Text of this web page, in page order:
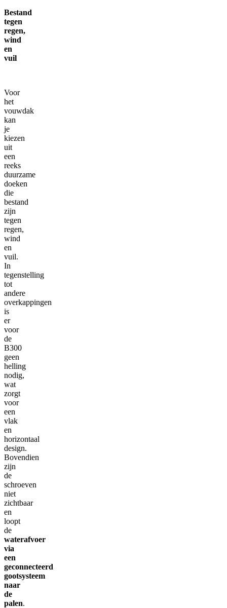
Bestand
tegen
regen,
wind
en
vuil
Voor
het
vouwdak
kan
je
kiezen
uit
een
reeks
duurzame
doeken
die
bestand
zijn
tegen
regen,
wind
en
vuil.
In
tegenstelling
tot
andere
overkappingen
is
er
voor
de
B300
geen
helling
nodig,
wat
zorgt
voor
een
vlak
en
horizontaal
design.
Bovendien
zijn
de
schroeven
niet
zichtbaar
en
loopt
de
waterafvoer
via
een
geconnecteerd
gootsysteem
naar
de
palen.